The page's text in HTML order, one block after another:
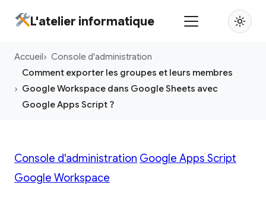
principal
L'atelier informatique
Accueil
Console d'administration
Comment exporter les groupes et leurs membres
Google Workspace dans Google Sheets avec
Google Apps Script ?
Console d'administration Google Apps Script
Google Workspace